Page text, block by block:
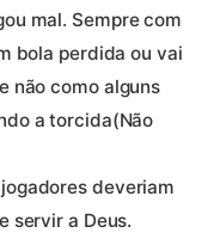
mal. Sempre com
bola perdida ou vai
não como alguns
a torcida(Não
deveriam
servir a Deus.